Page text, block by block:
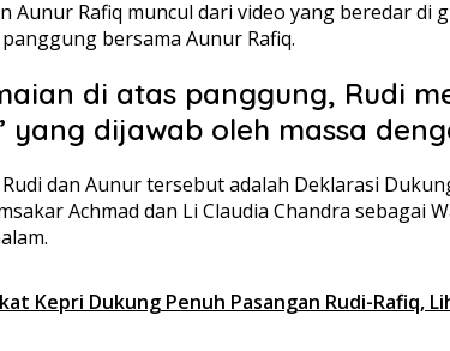
Aunur Rafiq muncul dari video yang beredar
bersama Aunur Rafiq.
di atas panggung, Rudi
yang dijawab oleh massa
dan Aunur tersebut adalah Deklarasi
Achmad dan Li Claudia Chandra
Kepri Dukung Penuh Pasangan Rudi-Rafiq,